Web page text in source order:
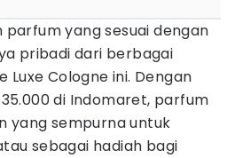
yang sesuai dengan
pribadi dari berbagai
Luxe Cologne ini. Dengan
di Indomaret, parfum
yang sempurna untuk
sebagai hadiah bagi